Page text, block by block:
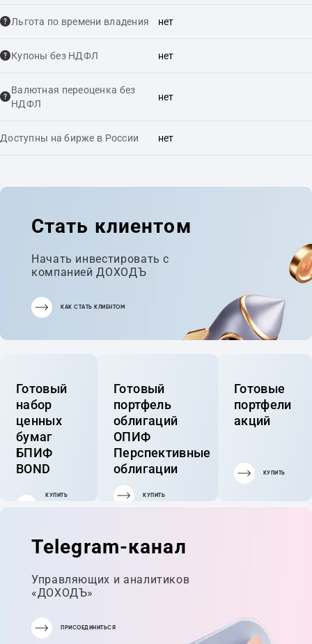
Льгота по времени владения нет
Купоны без НДФЛ нет
Валютная переоценка без
НДФЛ
нет
Доступны на бирже в России нет
Стать клиентом
Начать инвестировать с
компанией ДОХОДЪ
КАК СТАТЬ КЛИЕНТОМ
Готовый
набор
ценных
бумаг
БПИФ
BOND
КУПИТЬ
Готовый
портфель
облигаций
ОПИФ
Перспективные
облигации
КУПИТЬ
Готовые
портфели
акций
КУПИТЬ
Telegram-канал
Управляющих и аналитиков
«ДОХОДЪ»
ПРИСОЕДИНИТЬСЯ